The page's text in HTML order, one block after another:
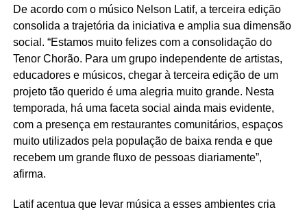
De acordo com o músico Nelson Latif, a terceira edição
consolida a trajetória da iniciativa e amplia sua dimensão
social. “Estamos muito felizes com a consolidação do
Tenor Chorão. Para um grupo independente de artistas,
educadores e músicos, chegar à terceira edição de um
projeto tão querido é uma alegria muito grande. Nesta
temporada, há uma faceta social ainda mais evidente,
com a presença em restaurantes comunitários, espaços
muito utilizados pela população de baixa renda e que
recebem um grande fluxo de pessoas diariamente”,
afirma.
Latif acentua que levar música a esses ambientes cria